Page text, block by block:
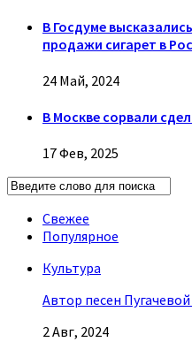
В Госдуме
продажи сигарет в
24 Май, 2024
В Москве сорвали
17 Фев, 2025
Свежее
Популярное
Культура
Автор песен
2 Авг, 2024